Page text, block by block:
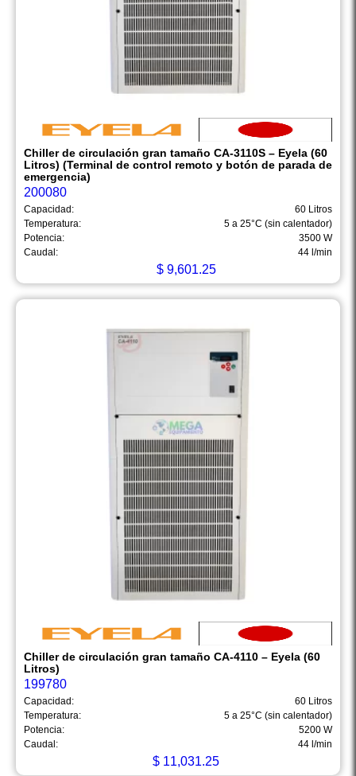
Chiller de circulación gran tamaño CA-3110S – Eyela (60
Litros) (Terminal de control remoto y botón de parada de
emergencia)
200080
Capacidad:
60 Litros
Temperatura:
5 a 25°C (sin calentador)
Potencia:
3500 W
Caudal:
44 l/min
$9,601.25
Chiller de circulación gran tamaño CA-4110 – Eyela (60
Litros)
199780
Capacidad:
60 Litros
Temperatura:
5 a 25°C (sin calentador)
Potencia:
5200 W
Caudal:
44 l/min
$ 11,031.25